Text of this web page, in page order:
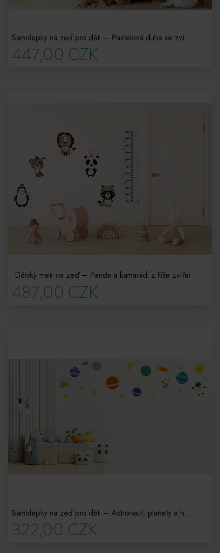
Samolepky na zeď pro děti – Pastelová duha se zvířátky
447,00 CZK
Dětský metr na zeď – Panda a kamarádi z říše zvířat
487,00 CZK
Samolepky na zeď pro děti – Astronaut, planety a hvězdy na obloze
322,00 CZK